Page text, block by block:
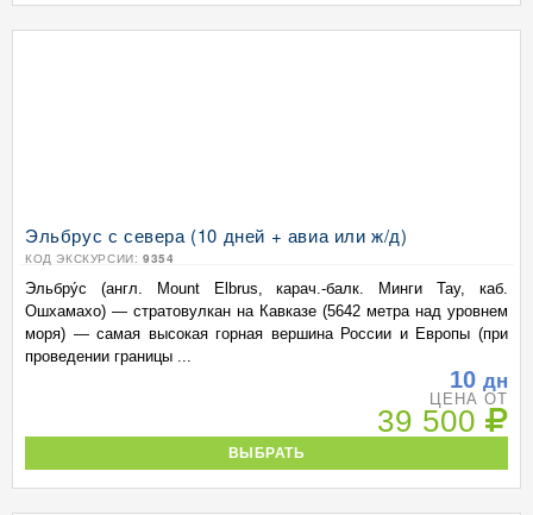
Эльбрус с севера (10 дней + авиа или ж/д)
КОД ЭКСКУРСИИ: 9354
Эльбру́с (англ. Mount Elbrus, карач.-балк. Минги Тау, каб.
Ошхамахо) — стратовулкан на Кавказе (5642 метра над уровнем
моря) — самая высокая горная вершина России и Европы (при
проведении границы ...
10 дн
ЦЕНА ОТ
39 500
ВЫБРАТЬ